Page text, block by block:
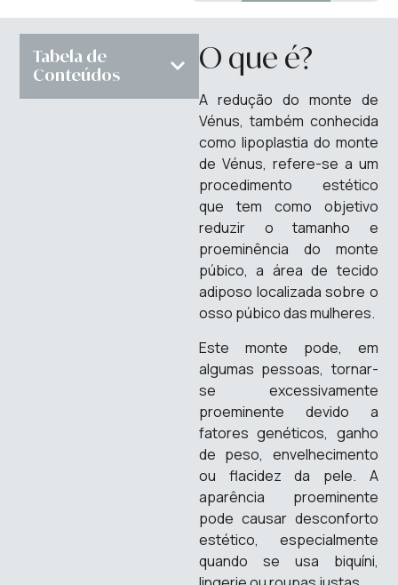
O que é?
A redução do monte de
Vénus, também conhecida
como lipoplastia do monte
de Vénus, refere-se a um
procedimento estético
que tem como objetivo
reduzir o tamanho e
proeminência do monte
púbico, a área de tecido
adiposo localizada sobre o
osso púbico das mulheres.
Este monte pode, em
algumas pessoas, tornar-
se excessivamente
proeminente devido a
fatores genéticos, ganho
de peso, envelhecimento
ou flacidez da pele. A
aparência proeminente
pode causar desconforto
estético, especialmente
quando se usa biquíni,
Tabela de
Conteúdos